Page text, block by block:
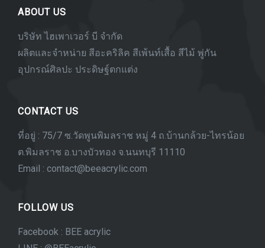
ABOUT US
บริษัท ไฮเพาเวอร์ บี จำกัด
ผลิตและจำหน่าย สีอะคริลิค สีเพ้นท์เสื้อ สีไม้ พู่กัน
อุปกรณ์ศิลปะ ประดิษฐ์ตกแต่ง
CONTACT US
ที่อยู่ : 75/7 ซ.วัดพูนพิมลราช หมู่ 4 ถ.บ้านกล้วย-ไทรน้อย
ต.พิมลราช อ.บางบัวทอง จ.นนทบุรี 11110
Email : contact@beeacrylic.com
FOLLOW US
Facebook : BEE acrylic